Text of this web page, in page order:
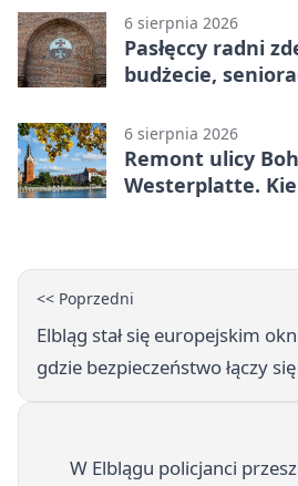
6 sierpnia 2026
Pasłęccy radni
budżecie,
6 sierpnia 2026
Remont ulicy
Westerplatte.
<< Poprzedni
Elbląg stał się europejskim
gdzie bezpieczeństwo łączy
W Elblągu policjanci